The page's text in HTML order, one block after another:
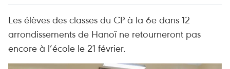
Les élèves des classes du CP à la 6e dans 12
arrondissements de Hanoï ne retourneront pas
encore à l’école le 21 février.